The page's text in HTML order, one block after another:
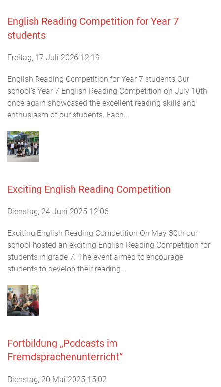
English Reading Competition for Year 7
students
Freitag, 17 Juli 2026 12:19
English Reading Competition for Year 7 students Our
school’s Year 7 English Reading Competition on July 10th
once again showcased the excellent reading skills and
enthusiasm of our students. Each...
Exciting English Reading Competition
Dienstag, 24 Juni 2025 12:06
Exciting English Reading Competition On May 30th our
school hosted an exciting English Reading Competition for
students in grade 7. The event aimed to encourage
students to develop their reading...
Fortbildung „Podcasts im
Fremdsprachenunterricht“
Dienstag, 20 Mai 2025 15:02